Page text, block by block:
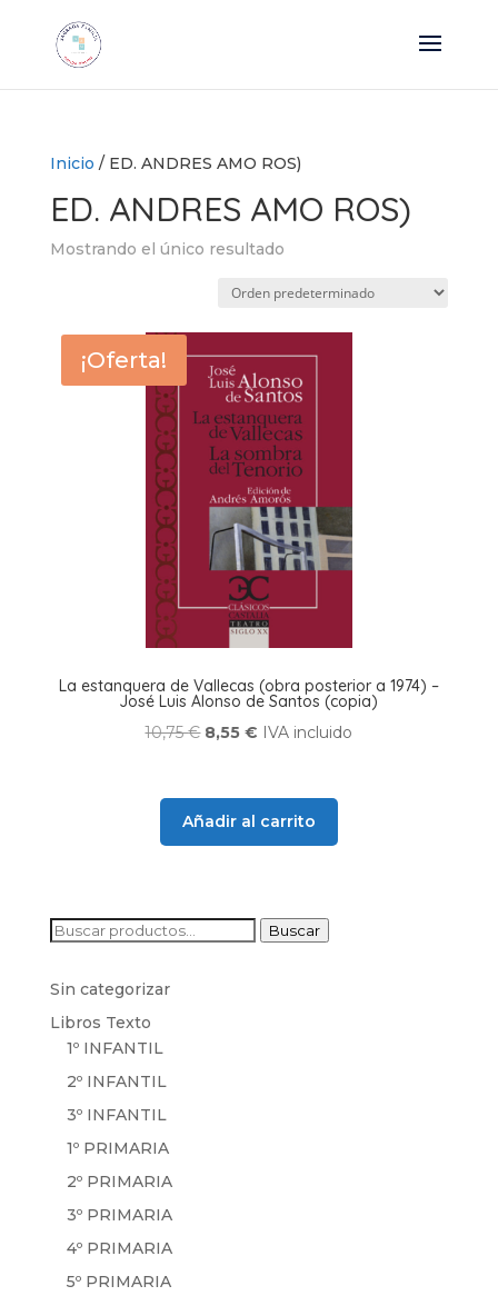
Inicio / ED. ANDRES AMO ROS)
ED. ANDRES AMO ROS)
Mostrando el único resultado
¡Oferta!
La estanquera de Vallecas (obra posterior a 1974) –
José Luis Alonso de Santos (copia)
10,75€ El
10,75 €.
8,55€ El
8,55 €.
IVA incluido
Añadir al carrito
Buscar
Buscar
Sin categorizar
Libros Texto
1º INFANTIL
2º INFANTIL
3º INFANTIL
1º PRIMARIA
2º PRIMARIA
3º PRIMARIA
4º PRIMARIA
5º PRIMARIA